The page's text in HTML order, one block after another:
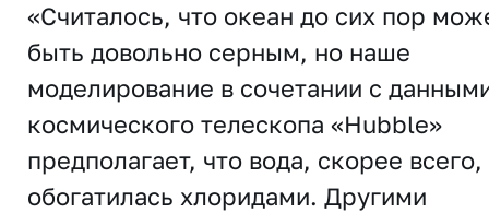
«Считалось, что океан до сих пор
быть довольно серным, но наше
моделирование в сочетании с
космического телескопа «Hubble»
предполагает, что вода, скорее всего,
обогатилась хлоридами. Другими